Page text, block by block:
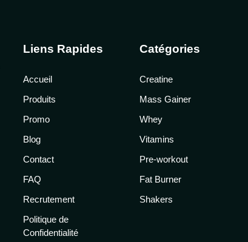
Liens Rapides
Accueil
Produits
Promo
Blog
Contact
FAQ
Recrutement
Politique de
Confidentialité
Catégories
Creatine
Mass Gainer
Whey
Vitamins
Pre-workout
Fat Burner
Shakers